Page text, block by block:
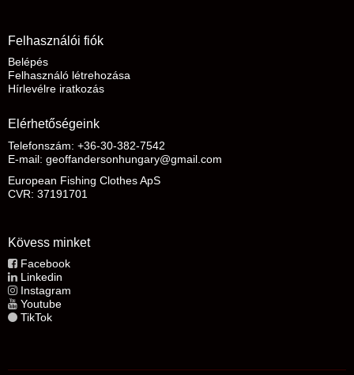
Felhasználói fiók
Belépés
Felhasználó létrehozása
Hírlevélre iratkozás
Elérhetőségeink
Telefonszám: +36-30-382-7542
E-mail: geoffandersonhungary@gmail.com
European Fishing Clothes ApS
CVR: 37191701
Kövess minket
Facebook
Linkedin
Instagram
Youtube
TikTok